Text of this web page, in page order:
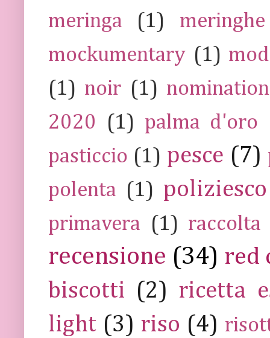
meringa (1)
meringhe
mockumentary (1)
(1) noir (1)
2020
(1) palma d'oro
pasticcio (1) pesce (7)
polenta (1) poliziesco
primavera (1) raccolta
recensione (34) red
biscotti (2) ricetta
light (3) riso (4)